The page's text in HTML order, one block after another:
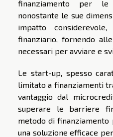
finanziamento per le
nonostante le sue
impatto
finanziario, fornendo
necessari per avviare e
Le start-up, spesso
limitato a finanziamenti
vantaggio dal
superare le barriere
metodo di
una soluzione efficace